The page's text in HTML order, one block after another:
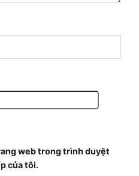
web trong trình duyệt
của tôi.